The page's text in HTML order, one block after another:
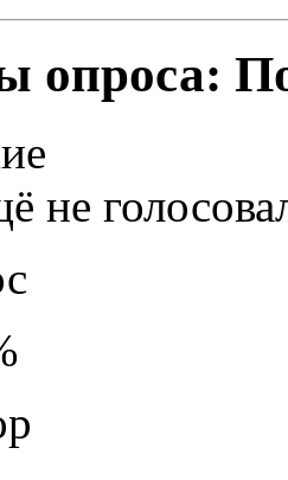
опроса:
не